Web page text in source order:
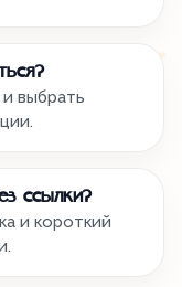
выбрать
ссылки?
и короткий